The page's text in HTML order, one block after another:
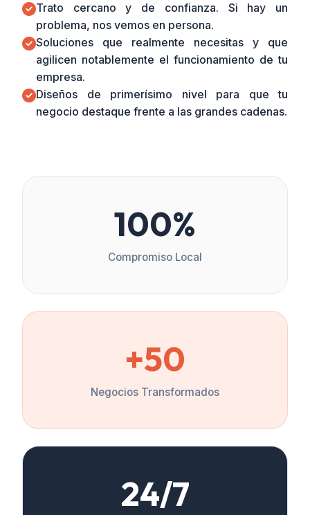
Trato cercano y de confianza. Si hay un
problema, nos vemos en persona.
Soluciones que realmente necesitas y que
agilicen notablemente el funcionamiento de tu
empresa.
Diseños de primerísimo nivel para que tu
negocio destaque frente a las grandes cadenas.
100%
Compromiso Local
+50
Negocios Transformados
24/7